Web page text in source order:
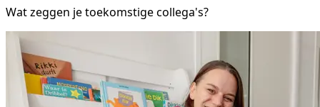
Wat zeggen je toekomstige collega's?